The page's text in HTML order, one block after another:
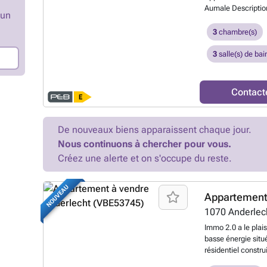
Aumale
l’étage. Idéal
projet souhaitant
Opportunité
immédiate. Rez-
pour diverses
pour excellente
besoins Maison
actuellement
proche de toutes
Anderlecht :
commerces et
3 chambre(s)
3 salle(s) de
De nouveaux biens apparaissent chaque jour.
Nous continuons à chercher pour vous.
Créez une alerte et on s'occupe du reste.
NOUVEAU
1070
Immo 2.0 a le
basse énergie
résidentiel